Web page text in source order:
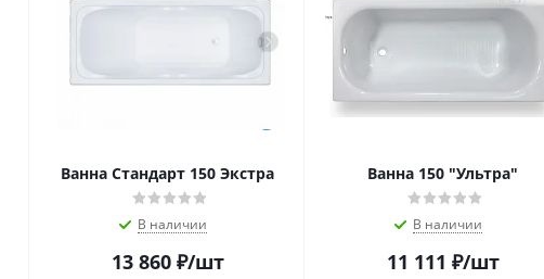
Ванна Стандарт 150 Экстра
В наличии
13 860₽/шт
Ванна 150 "Ультра"
В наличии
11 111 ₽/шт